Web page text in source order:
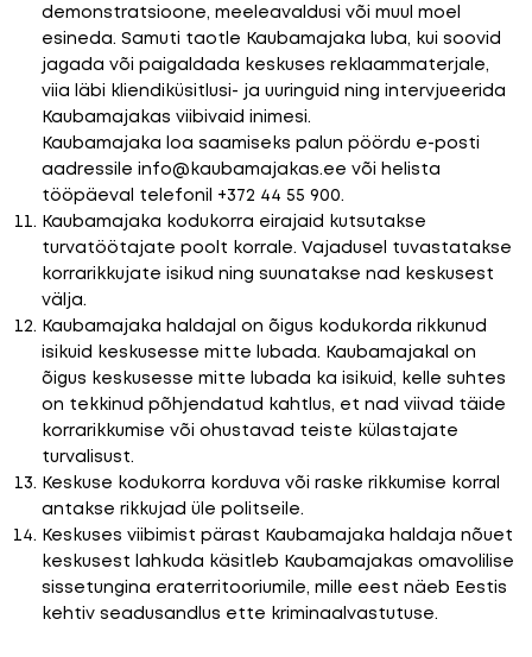
demonstratsioone, meeleavaldusi või muul moel
esineda. Samuti taotle Kaubamajaka luba, kui soovid
jagada või paigaldada keskuses reklaammaterjale,
viia läbi kliendiküsitlusi- ja uuringuid ning intervjueerida
Kaubamajakas viibivaid inimesi.
Kaubamajaka loa saamiseks palun pöördu e-posti
aadressile info@kaubamajakas.ee või helista
tööpäeval telefonil +372 44 55 900.
Kaubamajaka kodukorra eirajaid kutsutakse
turvatöötajate poolt korrale. Vajadusel tuvastatakse
korrarikkujate isikud ning suunatakse nad keskusest
välja.
Kaubamajaka haldajal on õigus kodukorda rikkunud
isikuid keskusesse mitte lubada. Kaubamajakal on
õigus keskusesse mitte lubada ka isikuid, kelle suhtes
on tekkinud põhjendatud kahtlus, et nad viivad täide
korrarikkumise või ohustavad teiste külastajate
turvalisust.
Keskuse kodukorra korduva või raske rikkumise korral
antakse rikkujad üle politseile.
Keskuses viibimist pärast Kaubamajaka haldaja nõuet
keskusest lahkuda käsitleb Kaubamajakas omavolilise
sissetungina eraterritooriumile, mille eest näeb Eestis
kehtiv seadusandlus ette kriminaalvastutuse.